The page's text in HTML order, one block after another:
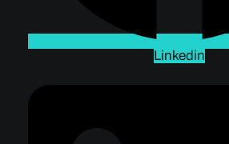
Linkedin